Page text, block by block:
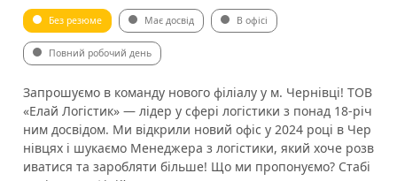
Без резюме Має досвід В офісі
Повний робочий день
Запрошуємо в команду нового філіалу у м. Чернівці! ТОВ
«Елай Логістик» — лідер у сфері логістики з понад 18-річ
ним досвідом. Ми відкрили новий офіс у 2024 році в Чер
нівцях і шукаємо Менеджера з логістики, який хоче розв
иватися та заробляти більше! Що ми пропонуємо? Стабі